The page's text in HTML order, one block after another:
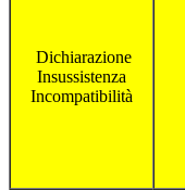
Dichiarazione
Insussistenza
Incompatibilità